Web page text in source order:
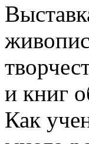
и книг
Как